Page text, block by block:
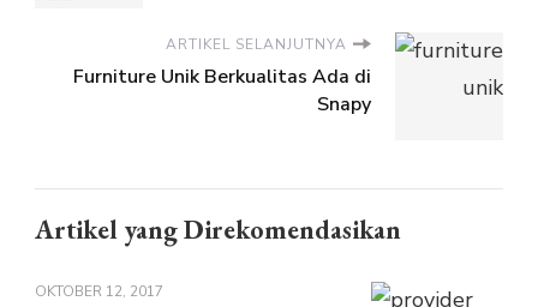
ARTIKEL SELANJUTNYA
Furniture Unik Berkualitas Ada di
Snapy
Artikel yang Direkomendasikan
OKTOBER 12, 2017